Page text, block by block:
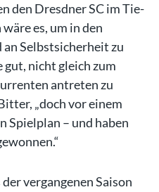
den Dresdner SC im Tie-
es, um in den
Selbstsicherheit zu
nicht gleich zum
antreten zu
„doch vor einem
Spielplan – und haben
vergangenen Saison